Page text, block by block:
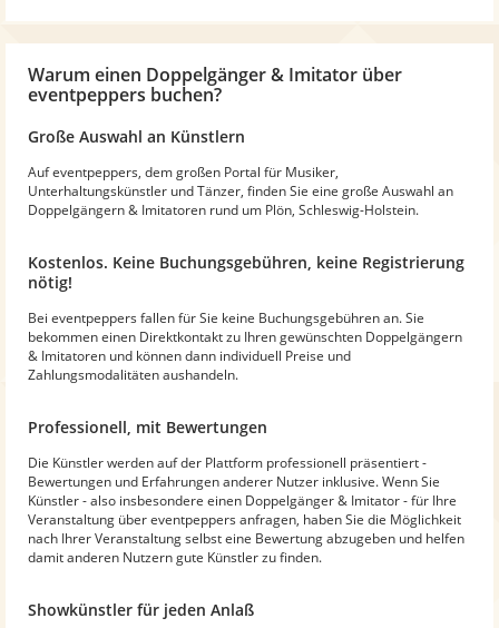
Warum einen Doppelgänger & Imitator über
eventpeppers buchen?
Große Auswahl an Künstlern
Auf eventpeppers, dem großen Portal für Musiker,
Unterhaltungskünstler und Tänzer, finden Sie eine große Auswahl an
Doppelgängern & Imitatoren rund um Plön, Schleswig-Holstein.
Kostenlos. Keine Buchungsgebühren, keine Registrierung
nötig!
Bei eventpeppers fallen für Sie keine Buchungsgebühren an. Sie
bekommen einen Direktkontakt zu Ihren gewünschten Doppelgängern
& Imitatoren und können dann individuell Preise und
Zahlungsmodalitäten aushandeln.
Professionell, mit Bewertungen
Die Künstler werden auf der Plattform professionell präsentiert -
Bewertungen und Erfahrungen anderer Nutzer inklusive. Wenn Sie
Künstler - also insbesondere einen Doppelgänger & Imitator - für Ihre
Veranstaltung über eventpeppers anfragen, haben Sie die Möglichkeit
nach Ihrer Veranstaltung selbst eine Bewertung abzugeben und helfen
damit anderen Nutzern gute Künstler zu finden.
Showkünstler für jeden Anlaß